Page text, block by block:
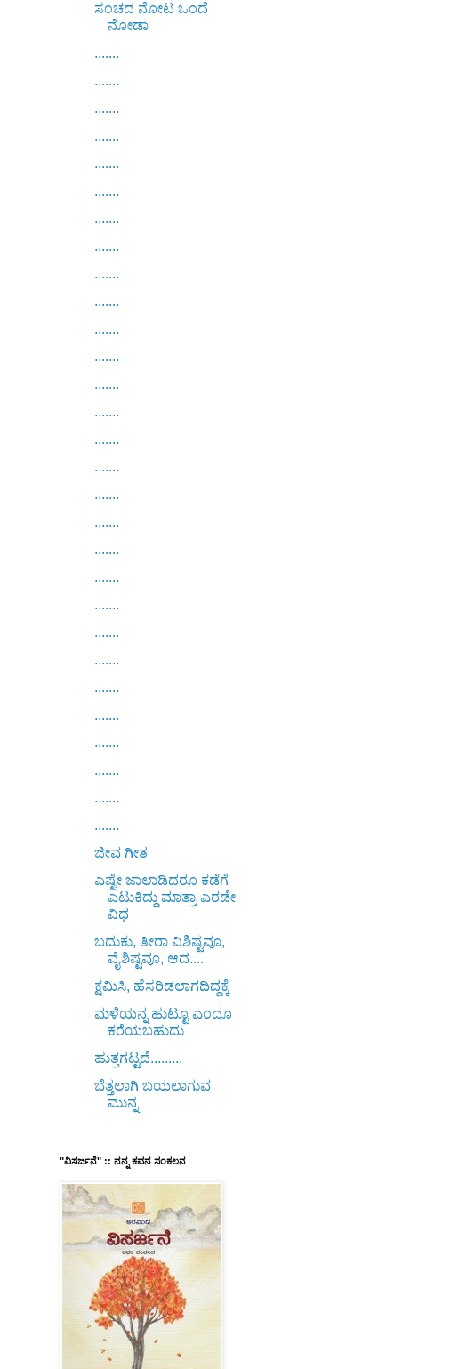
ಸಂಚದ ನೋಟ ಒಂದೆ
ನೋಡಾ
.......
.......
.......
.......
.......
.......
.......
.......
.......
.......
.......
.......
.......
.......
.......
.......
.......
.......
.......
.......
.......
.......
.......
.......
.......
.......
.......
.......
.......
ಜೀವ ಗೀತ
ಎಷ್ಟೇ ಜಾಲಾಡಿದರೂ ಕಡೆಗೆ
ಎಟುಕಿದ್ದು ಮಾತ್ರಾ ಎರಡೇ
ವಿಧ
ಬದುಕು, ತೀರಾ ವಿಶಿಷ್ಟವೂ,
ವೈಶಿಷ್ಟವೂ, ಆದ....
­ಕ್ಷಮಿಸಿ, ಹೆಸರಿಡಲಾಗದಿದ್ದಕ್ಕೆ
ಮಳೆಯನ್ನ ಹುಟ್ಟೂ ಎಂದೂ
ಕರೆಯಬಹುದು
ಹುತ್ತಗಟ್ಟದೆ.........
ಬೆತ್ತಲಾಗಿ ಬಯಲಾಗುವ
ಮುನ್ನ
"ವಿಸರ್ಜನೆ" :: ನನ್ನ ಕವನ ಸಂಕಲನ